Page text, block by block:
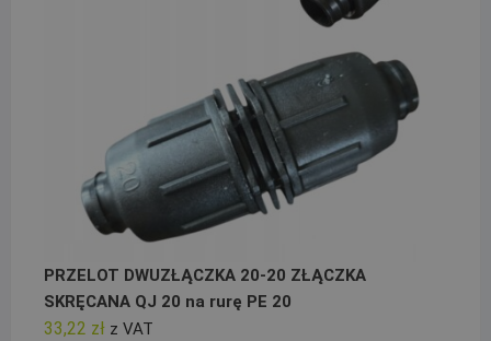
PRZELOT DWUZŁĄCZKA 20-20 ZŁĄCZKA
SKRĘCANA QJ 20 na rurę PE 20
33,22 zł z VAT